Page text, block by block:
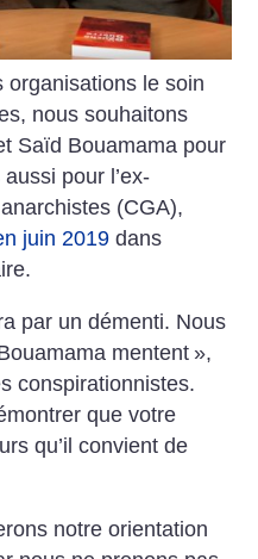
organisations le soin
nous souhaitons
Saïd Bouamama pour
pour l’ex-
(CGA),
juin 2019 dans
par un démenti. Nous
mentent »,
conspirationnistes.
que votre
qu’il convient de
notre orientation